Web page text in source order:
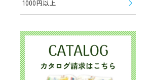
1000円以上